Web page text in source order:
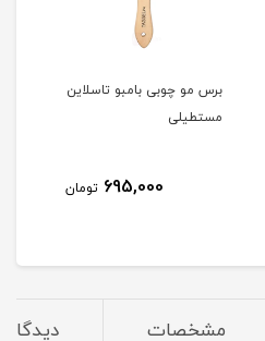
برس مو چوبی بامبو تاسلاین
مستطیلی
695,000 تومان
مشخصات